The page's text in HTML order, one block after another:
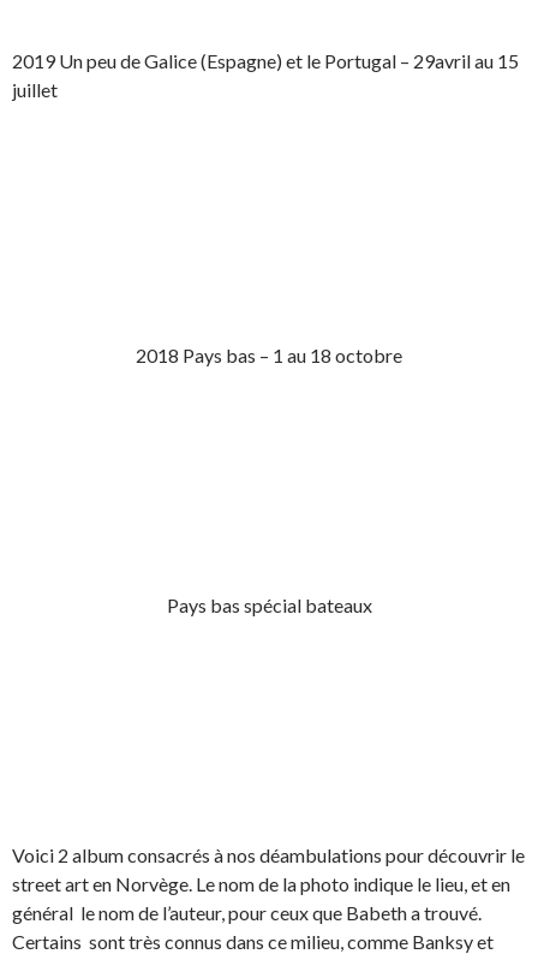
2019 Un peu de Galice (Espagne) et le Portugal – 29avril au 15
juillet
2018 Pays bas – 1 au 18 octobre
Pays bas spécial bateaux
Voici 2 album consacrés à nos déambulations pour découvrir le
street art en Norvège. Le nom de la photo indique le lieu, et en
général le nom de l’auteur, pour ceux que Babeth a trouvé.
Certains sont très connus dans ce milieu, comme Banksy et